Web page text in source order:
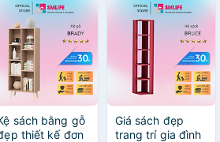
sách bằng gỗ
thiết kế đơn
Giá sách đẹp
trang trí gia đình